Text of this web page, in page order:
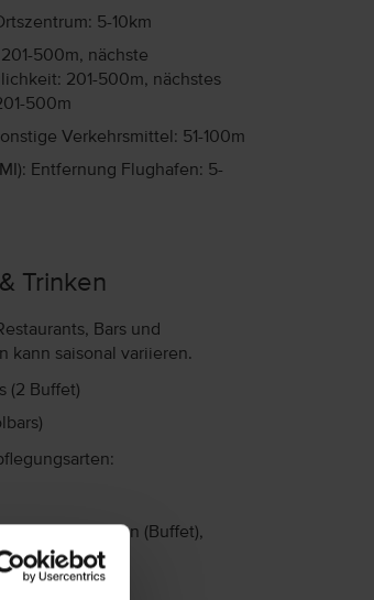
5-10km
500m, nächste
201-500m, nächstes
500m
Verkehrsmittel: 51-100m
Entfernung Flughafen: 5-
Trinken
Bars und
kann saisonal variieren.
(2 Buffet)
Mittagessen (Buffet),
(Buffet)
- 23:00 Uhr)